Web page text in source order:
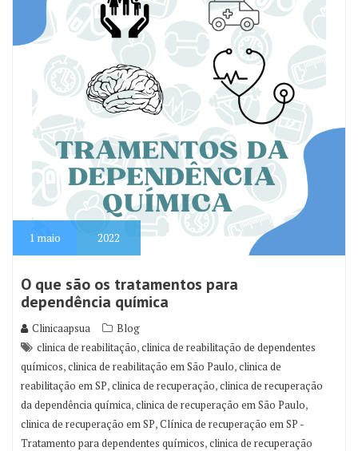
1 maio 2022
O que são os tratamentos para
dependência química
Clinicaapsua
Blog
clinica de reabilitação,clinica de reabilitação de dependentes
químicos,clinica de reabilitação em São Paulo,clinica de
reabilitação em SP,clinica de recuperação,clinica de recuperação
da dependência química,clinica de recuperação em São Paulo,
clinica de recuperação em SP,Clínica de recuperação em SP -
Tratamento para dependentes químicos,clinica de recuperação